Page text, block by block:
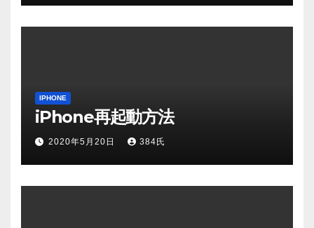
IPHONE
iPhone再起動方法
2020年5月20日 384氏